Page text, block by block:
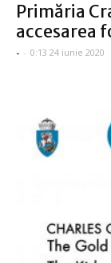
Primăria
accesarea
- - 0:13 24 iunie 2020